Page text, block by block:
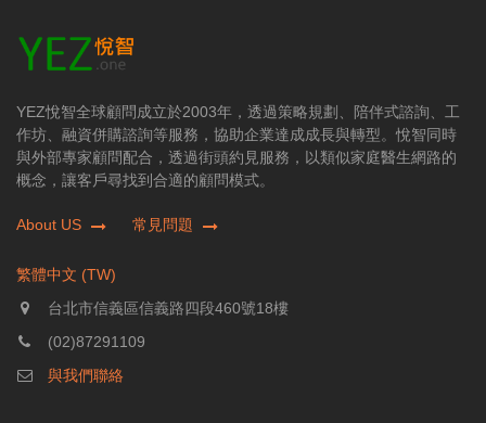
YEZ悅智全球顧問成立於2003年，透過策略規劃、陪伴式諮詢、工
作坊、融資併購諮詢等服務，協助企業達成成長與轉型。悅智同時
與外部專家顧問配合，透過街頭約見服務，以類似家庭醫生網路的
概念，讓客戶尋找到合適的顧問模式。
About US 常見問題
繁體中文 (TW)
台北市信義區信義路四段460號18樓
(02)87291109
與我們聯絡